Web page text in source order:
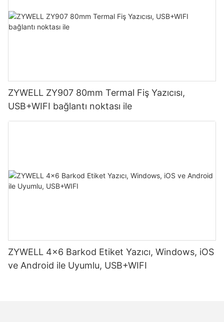
ZYWELL ZY907 80mm Termal Fiş Yazıcısı,
USB+WIFI bağlantı noktası ile
ZYWELL 4x6 Barkod Etiket Yazıcı, Windows, iOS
ve Android ile Uyumlu, USB+WIFI